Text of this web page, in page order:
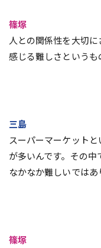
篠塚
人との関係性を大切
感じる難しさというも
三島
スーパーマーケット
が多いんです。その
なかなか難しいではあ
篠塚